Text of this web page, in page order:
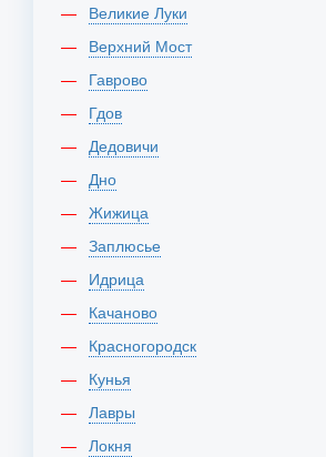
Великие Луки
Верхний Мост
Гаврово
Гдов
Дедовичи
Дно
Жижица
Заплюсье
Идрица
Качаново
Красногородск
Кунья
Лавры
Локня